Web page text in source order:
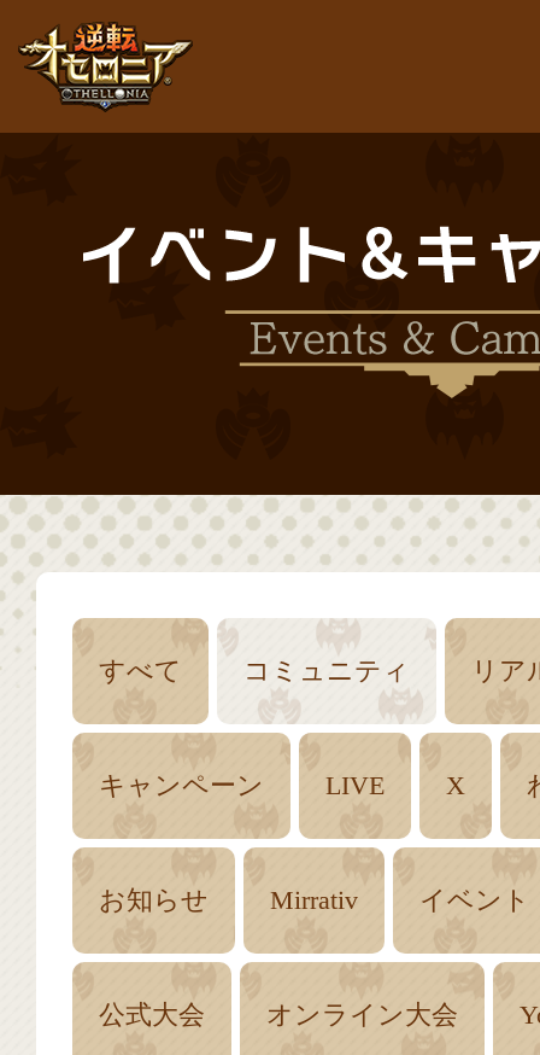
すべて コミュニティ リア
キャンペーン LIVE X
お知らせ Mirrativ イベント
公式大会 オンライン大会